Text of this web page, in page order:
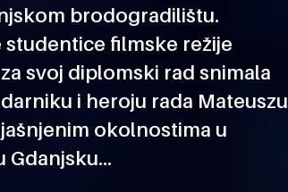
brodogradilištu.
filmske režije
svoj diplomski rad snimala
i heroju rada Mateuszu
okolnostima u
Gdanjsku…